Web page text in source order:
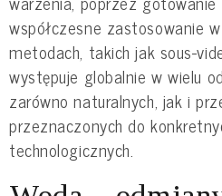
współczesne zastosowanie
metodach, takich jak sous-
występuje globalnie w wielu
zarówno naturalnych, jak i
przeznaczonych do
technologicznych.